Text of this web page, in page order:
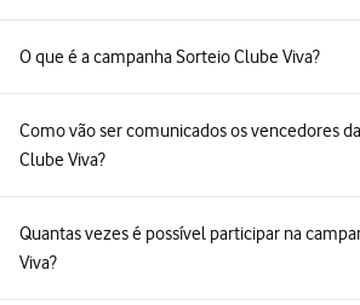
O que é a campanha Sorteio Clube Viva?
Como vão ser comunicados os vencedores
Clube Viva?
Quantas vezes é possível participar na
Viva?